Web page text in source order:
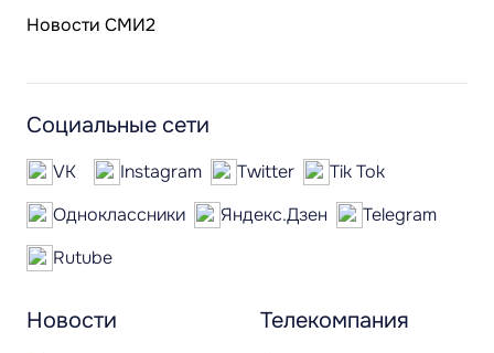
Новости СМИ2
Новости Телекомпания
Социальные сети
VK Instagram Twitter
Tik Tok
Одноклассники
Яндекс.Дзен
Telegram
Rutube